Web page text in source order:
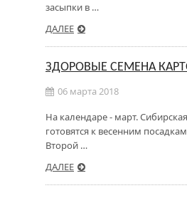
засыпки в …
ДАЛЕЕ
ЗДОРОВЫЕ СЕМЕНА
06 марта 2018
На календаре - март.
готовятся к весенним
Второй …
ДАЛЕЕ